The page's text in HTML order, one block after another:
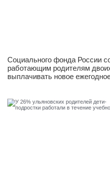
Социального фонда России
работающим родителям
выплачивать новое